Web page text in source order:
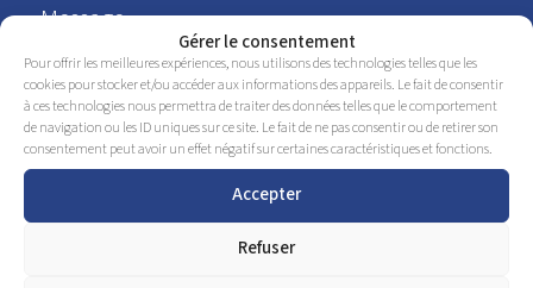
Gérer le consentement
Pour offrir les meilleures expériences, nous utilisons des technologies telles que les
cookies pour stocker et/ou accéder aux informations des appareils. Le fait de consentir
à ces technologies nous permettra de traiter des données telles que le comportement
de navigation ou les ID uniques sur ce site. Le fait de ne pas consentir ou de retirer son
consentement peut avoir un effet négatif sur certaines caractéristiques et fonctions.
Accepter
Refuser
Message